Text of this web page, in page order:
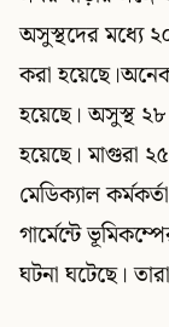
অসুস্থদের মধ্যে
করা
হয়েছে। অসুস্থ ২৮
হয়েছে। মাগুরা
মেডিক্যাল
গার্মেন্টে
ঘটনা ঘটেছে।